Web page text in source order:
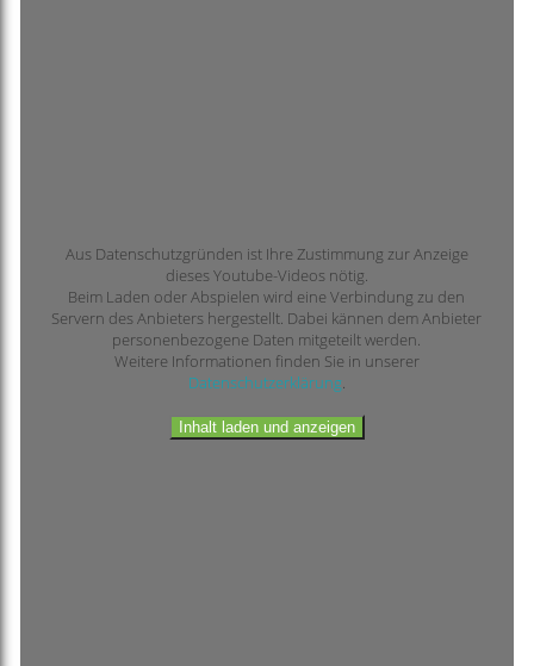
Aus Datenschutzgründen ist Ihre Zustimmung zur Anzeige
dieses Youtube-Videos nötig.
Beim Laden oder Abspielen wird eine Verbindung zu den
Servern des Anbieters hergestellt. Dabei kännen dem Anbieter
personenbezogene Daten mitgeteilt werden.
Weitere Informationen finden Sie in unserer
Datenschutzerklärung.
Inhalt laden und anzeigen